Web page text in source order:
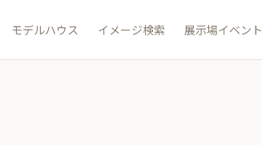
モデルハウス イメージ検索 展示場イベント